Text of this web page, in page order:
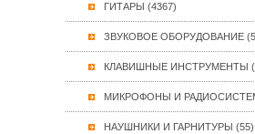
ГИТАРЫ (4367)
ЗВУКОВОЕ ОБОРУДОВАНИЕ
КЛАВИШНЫЕ ИНСТРУМЕНТЫ
МИКРОФОНЫ И
НАУШНИКИ И ГАРНИТУРЫ (55)